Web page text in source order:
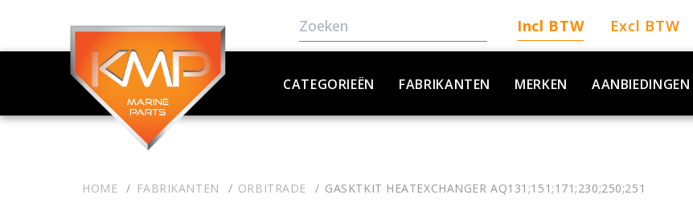
Incl BTW Excl BTW
CATEGORIEËN FABRIKANTEN MERKEN AANBIEDINGEN
HOME FABRIKANTEN ORBITRADE GASKTKIT HEATEXCHANGER AQ131;151;171;230;250;251